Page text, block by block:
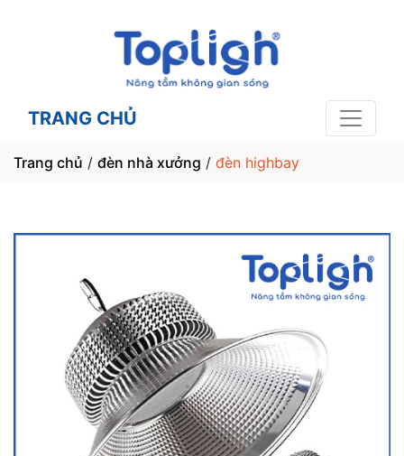
TRANG CHỦ
Trang chủ / đèn nhà xưởng / đèn highbay